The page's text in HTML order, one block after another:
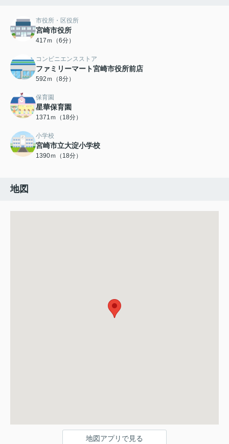
市役所・区役所
宮崎市役所
417ｍ（6分）
コンビニエンスストア
ファミリーマート宮崎市役所前店
592ｍ（8分）
保育園
星華保育園
1371ｍ（18分）
小学校
宮崎市立大淀小学校
1390ｍ（18分）
地図
地図アプリで見る